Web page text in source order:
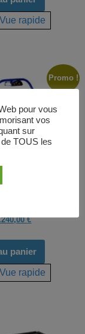
Vue rapide
Promo !
:
€.
€Le
est :
3.240,00 €.
panier
Vue rapide
pour vous
vos
sur
TOUS les